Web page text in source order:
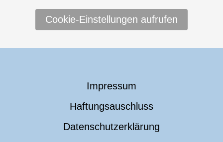
Cookie-Einstellungen aufrufen
Impressum
Haftungsauschluss
Datenschutzerklärung